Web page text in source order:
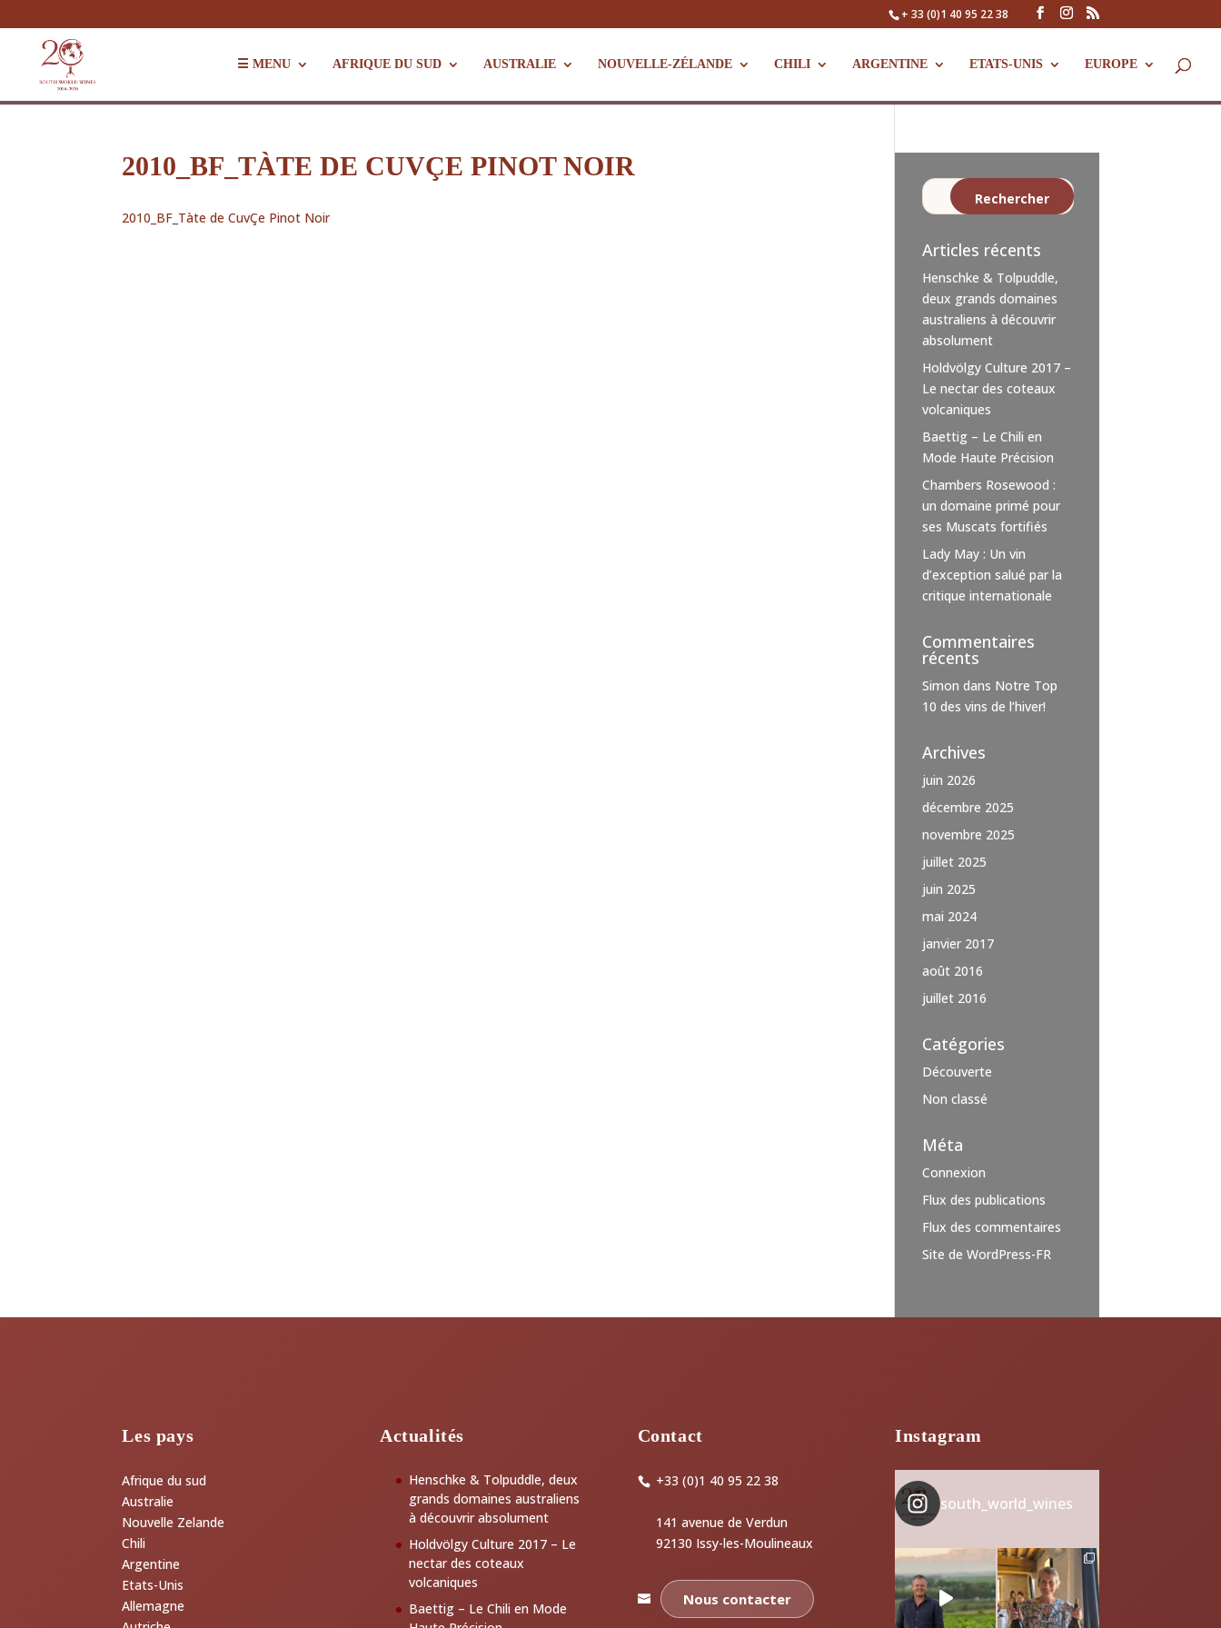
+ 33 (0)1 40 95 22 38
☰ MENU AFRIQUE DU SUD AUSTRALIE NOUVELLE-ZÉLANDE CHILI ARGENTINE ETATS-UNIS EUROPE
2010_BF_TÀTE DE CUVÇE PINOT NOIR
2010_BF_Tàte de CuvÇe Pinot Noir
Articles récents
Henschke & Tolpuddle,
deux grands domaines
australiens à découvrir
absolument
Holdvölgy Culture 2017 –
Le nectar des coteaux
volcaniques
Baettig – Le Chili en
Mode Haute Précision
Chambers Rosewood :
un domaine primé pour
ses Muscats fortifiés
Lady May : Un vin
d’exception salué par la
critique internationale
Commentaires
récents
Simon dans Notre Top
10 des vins de l’hiver!
Archives
juin 2026
décembre 2025
novembre 2025
juillet 2025
juin 2025
mai 2024
janvier 2017
août 2016
juillet 2016
Catégories
Découverte
Non classé
Méta
Connexion
Flux des publications
Flux des commentaires
Site de WordPress-FR
Les pays
Afrique du sud
Australie
Nouvelle Zelande
Chili
Argentine
Etats-Unis
Allemagne
Actualités
Henschke & Tolpuddle, deux
grands domaines australiens
à découvrir absolument
Holdvölgy Culture 2017 – Le
nectar des coteaux
volcaniques
Baettig – Le Chili en Mode
Contact
+33 (0)1 40 95 22 38
141 avenue de Verdun
92130 Issy-les-Moulineaux
Nous contacter
Instagram
south_world_wines